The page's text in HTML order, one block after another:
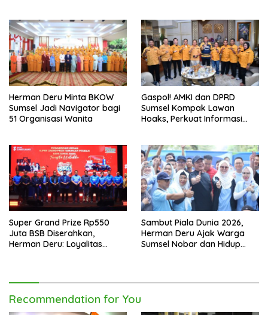
Herman Deru Minta BKOW
Sumsel Jadi Navigator bagi
51 Organisasi Wanita
Gaspol! AMKI dan DPRD
Sumsel Kompak Lawan
Hoaks, Perkuat Informasi
Super Grand Prize Rp550
Juta BSB Diserahkan,
Herman Deru: Loyalitas
Sambut Piala Dunia 2026,
Herman Deru Ajak Warga
Sumsel Nobar dan Hidup
Recommendation for You